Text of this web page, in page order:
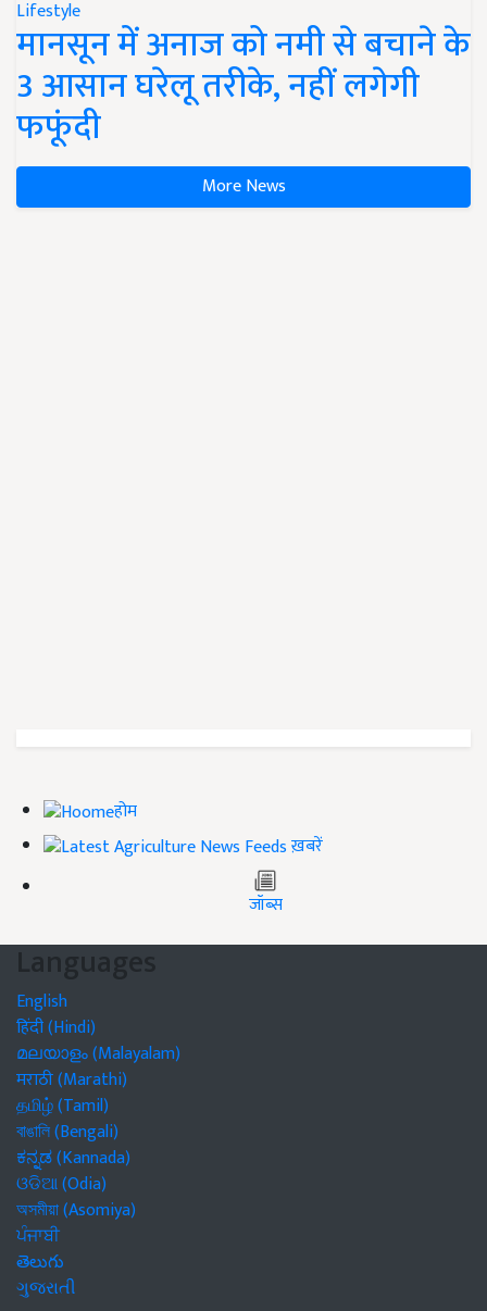
Lifestyle
मानसून में अनाज को नमी से बचाने के
3 आसान घरेलू तरीके, नहीं लगेगी
फफूंदी
More News
होम
ख़बरें
जॉब्स
Languages
English
हिंदी (Hindi)
മലയാളം (Malayalam)
मराठी (Marathi)
தமிழ் (Tamil)
বাঙালি (Bengali)
ಕನ್ನಡ (Kannada)
ଓଡିଆ (Odia)
অসমীয়া (Asomiya)
ਪੰਜਾਬੀ
తెలుగు
ગુજરાતી